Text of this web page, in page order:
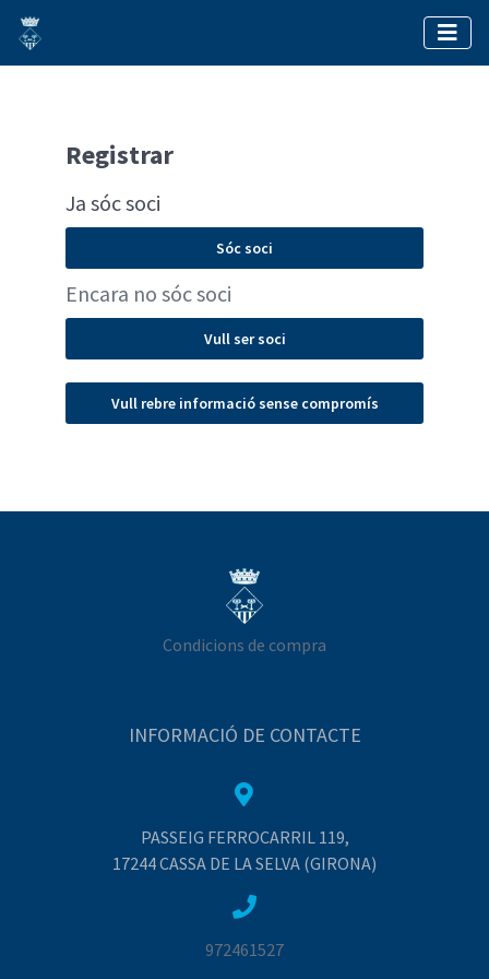
Registrar
Ja sóc soci
Sóc soci
Encara no sóc soci
Vull ser soci
Vull rebre informació sense compromís
Condicions de compra
INFORMACIÓ DE CONTACTE
PASSEIG FERROCARRIL 119,
17244 CASSA DE LA SELVA (GIRONA)
972461527